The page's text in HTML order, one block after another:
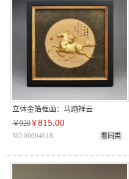
立体金箔框画：马踏祥云
￥920￥815.00
NO.00004018 看同类